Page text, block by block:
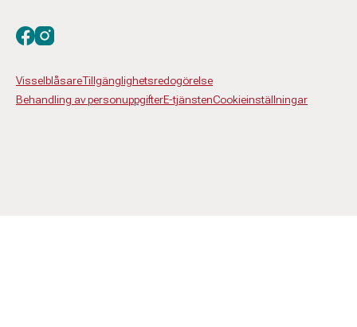
VisselblåsareTillgänglighetsredogörelse
Behandling av personuppgifterE-tjänstenCookieinställningar
Besök oss på facebook
Besök oss på instagram